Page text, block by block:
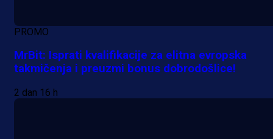
PROMO
MrBit: Isprati kvalifikacije za elitna evropska
takmičenja i preuzmi bonus dobrodošlice!
2 dan 16 h